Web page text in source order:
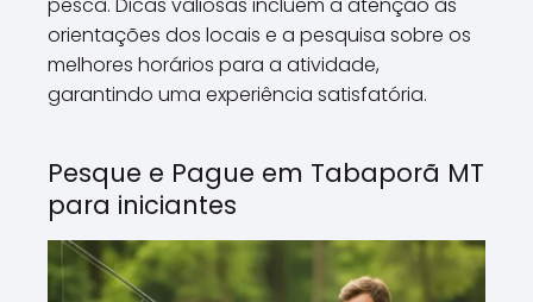
orientações dos locais e a pesquisa sobre os
melhores horários para a atividade,
garantindo uma experiência satisfatória.
Pesque e Pague em Tabaporã MT
para iniciantes